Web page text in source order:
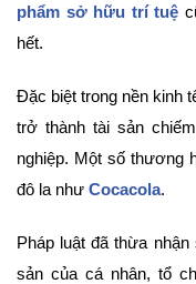
phẩm sở hữu trí tuệ
hết.
Đặc biệt trong nền kinh
trở thành tài sản
nghiệp. Một số thương
đô la như Cocacola.
Pháp luật đã thừa
sản của cá nhân, tổ